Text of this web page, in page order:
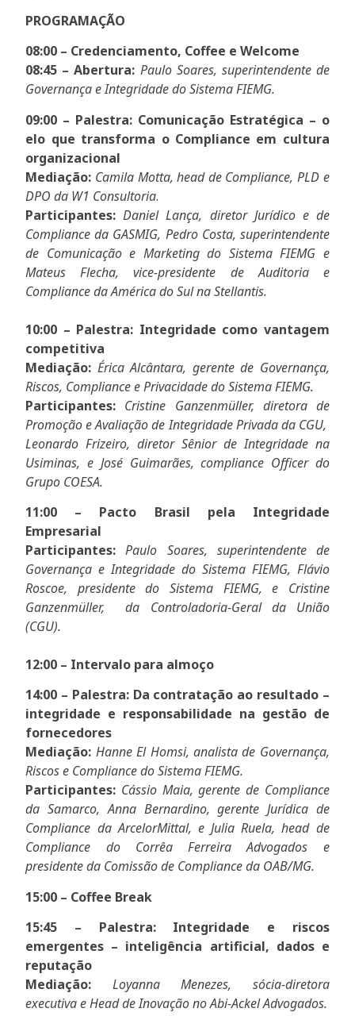
PROGRAMAÇÃO
08:00 – Credenciamento, Coffee e Welcome
08:45 – Abertura: Paulo Soares, superintendente de
Governança e Integridade do Sistema FIEMG.
09:00 – Palestra: Comunicação Estratégica – o
elo que transforma o Compliance em cultura
organizacional
Mediação: Camila Motta, head de Compliance, PLD e
DPO da W1 Consultoria.
Participantes: Daniel Lança, diretor Jurídico e de
Compliance da GASMIG, Pedro Costa, superintendente
de Comunicação e Marketing do Sistema FIEMG e
Mateus Flecha, vice-presidente de Auditoria e
Compliance da América do Sul na Stellantis.
10:00 – Palestra: Integridade como vantagem
competitiva
Mediação: Érica Alcântara, gerente de Governança,
Riscos, Compliance e Privacidade do Sistema FIEMG.
Participantes: Cristine Ganzenmüller, diretora de
Promoção e Avaliação de Integridade Privada da CGU,
Leonardo Frizeiro, diretor Sênior de Integridade na
Usiminas, e José Guimarães, compliance Officer do
Grupo COESA.
11:00 – Pacto Brasil pela Integridade
Empresarial
Participantes:Paulo Soares, superintendente de
Governança e Integridade do Sistema FIEMG, Flávio
Roscoe, presidente do Sistema FIEMG, e Cristine
Ganzenmüller, da Controladoria-Geral da União
(CGU).
12:00 – Intervalo para almoço
14:00 – Palestra: Da contratação ao resultado –
integridade e responsabilidade na gestão de
fornecedores
Mediação: Hanne El Homsi, analista de Governança,
Riscos e Compliance do Sistema FIEMG.
Participantes: Cássio Maia, gerente de Compliance
da Samarco, Anna Bernardino, gerente Jurídica de
Compliance da ArcelorMittal, e Julia Ruela, head de
Compliance do Corrêa Ferreira Advogados e
presidente da Comissão de Compliance da OAB/MG.
15:00 – Coffee Break
15:45 – Palestra: Integridade e riscos
emergentes – inteligência artificial, dados e
reputação
Mediação:
Loyanna Menezes, sócia-diretora
executiva e Head de Inovação no Abi-Ackel Advogados.